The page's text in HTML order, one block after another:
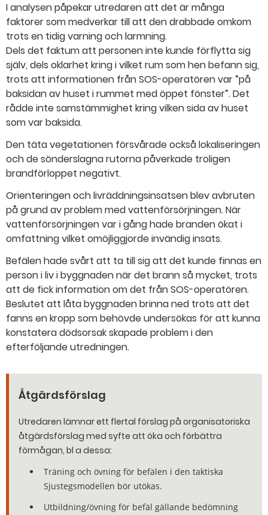
I analysen påpekar utredaren att det är många
faktorer som medverkar till att den drabbade omkom
trots en tidig varning och larmning.
Dels det faktum att personen inte kunde förflytta sig
själv, dels oklarhet kring i vilket rum som hen befann sig,
trots att informationen från SOS-operatören var ”på
baksidan av huset i rummet med öppet fönster”. Det
rådde inte samstämmighet kring vilken sida av huset
som var baksida.
Den täta vegetationen försvårade också lokaliseringen
och de sönderslagna rutorna påverkade troligen
brandförloppet negativt.
Orienteringen och livräddningsinsatsen blev avbruten
på grund av problem med vattenförsörjningen. När
vattenförsörjningen var i gång hade branden ökat i
omfattning vilket omöjliggjorde invändig insats.
Befälen hade svårt att ta till sig att det kunde finnas en
person i liv i byggnaden när det brann så mycket, trots
att de fick information om det från SOS-operatören.
Beslutet att låta byggnaden brinna ned trots att det
fanns en kropp som behövde undersökas för att kunna
konstatera dödsorsak skapade problem i den
efterföljande utredningen.
Åtgärdsförslag
Utredaren lämnar ett flertal förslag på organisatoriska
åtgärdsförslag med syfte att öka och förbättra
förmågan, bl a dessa:
Träning och övning för befälen i den taktiska
Sjustegsmodellen bör utökas.
Utbildning/övning för befäl gällande bedömning